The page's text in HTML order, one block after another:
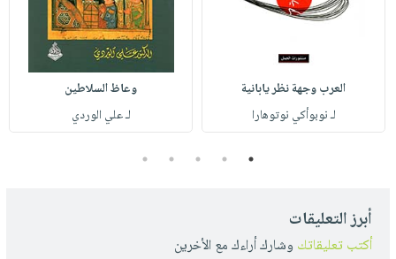
العرب وجهة نظر يابانية
لـ نوبوأكي نوتوهارا
وعاظ السلاطين
لـ علي الوردي
1
2
3
4
5
أبرز التعليقات
أكتب تعليقاتك وشارك أراءك مع الأخرين